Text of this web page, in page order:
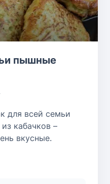
пышные
для всей семьи
кабачков –
вкусные.